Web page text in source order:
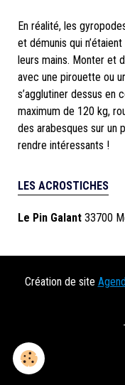
En réalité, les
et démunis qui
leurs mains. Monter et
avec une pirouette ou
s’agglutiner dessus en
maximum de 120 kg,
des arabesques sur un
rendre intéressants !
LES ACROSTICHES
Le Pin Galant 33700
Création de site